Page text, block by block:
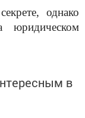
однако
в